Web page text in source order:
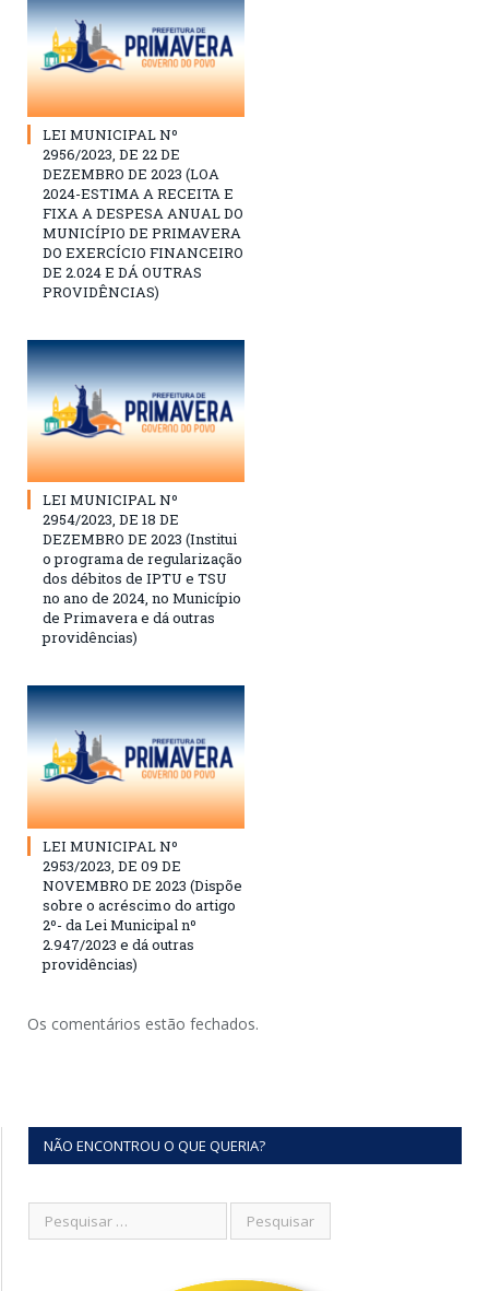
LEI MUNICIPAL Nº
2956/2023, DE 22 DE
DEZEMBRO DE 2023 (LOA
2024-ESTIMA A RECEITA E
FIXA A DESPESA ANUAL DO
MUNICÍPIO DE PRIMAVERA
DO EXERCÍCIO FINANCEIRO
DE 2.024 E DÁ OUTRAS
PROVIDÊNCIAS)
LEI MUNICIPAL Nº
2954/2023, DE 18 DE
DEZEMBRO DE 2023 (Institui
o programa de regularização
dos débitos de IPTU e TSU
no ano de 2024, no Município
de Primavera e dá outras
providências)
LEI MUNICIPAL Nº
2953/2023, DE 09 DE
NOVEMBRO DE 2023 (Dispõe
sobre o acréscimo do artigo
2º- da Lei Municipal nº
2.947/2023 e dá outras
providências)
Os comentários estão fechados.
NÃO ENCONTROU O QUE QUERIA?